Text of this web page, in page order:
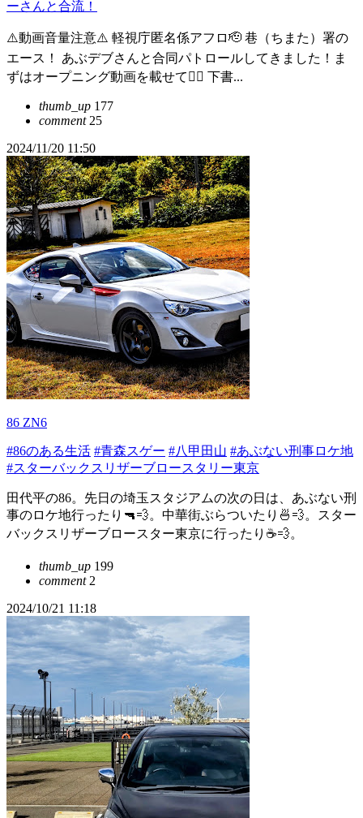
ーさんと合流！
⚠️動画音量注意⚠️ 軽視庁匿名係アフロ🫡 巷（ちまた）署の
エース！ あぶデブさんと合同パトロールしてきました！ま
ずはオープニング動画を載せて😮‍💨 下書...
thumb_up 177
comment25
2024/11/20 11:50
86 ZN6
#86のある生活 #青森スゲー #八甲田山 #あぶない刑事ロケ地
#スターバックスリザーブロースタリー東京
田代平の86。先日の埼玉スタジアムの次の日は、あぶない刑
事のロケ地行ったり🔫💨。中華街ぶらついたり🍜💨。スター
バックスリザーブロースター東京に行ったり☕💨。
thumb_up 199
comment2
2024/10/21 11:18